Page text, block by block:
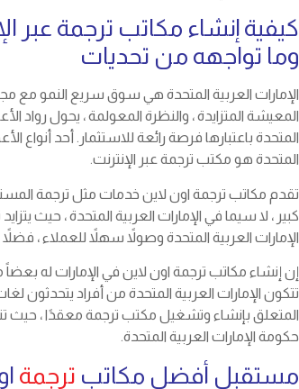
كيفية إنشاء مكاتب ترجمة عبر
وما تواجهه من تحديات
الإمارات العربية المتحدة هي سوق سريع النمو مع
المعيشة المتزايدة ، والنظرة المعولمة ، يحول رواد
المتحدة باعتبارها فرصة رائعة للاستثمار. أحد أنواع
المتحدة هو مكتب ترجمة عبر الإنترنت.
تقدم مكاتب ترجمة اون لاين خدمات مثل ترجمة
كبير ، لا سيما في الإمارات العربية المتحدة ، حيث
الإمارات العربية المتحدة وصولاً سهلاً للعملاء ،
إن إنشاء مكاتب ترجمة اون لاين في الإمارات له
تتكون الإمارات العربية المتحدة من أفراد يتحدثون
المتعلق بإنشاء وتشغيل مكتب ترجمة معقدًا ،
حكومة الإمارات العربية المتحدة.
مستقبل أفضل مكاتب ترجمة